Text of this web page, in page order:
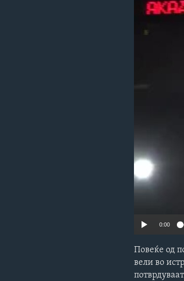
0:00
Повеќе од
вели во